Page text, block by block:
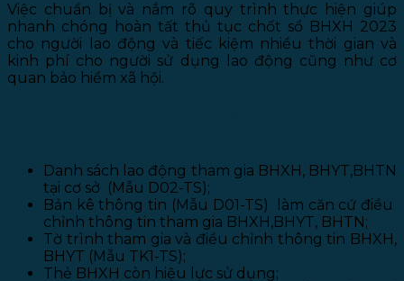
Việc chuẩn bị và nắm rõ quy trình thực hiện giúp
nhanh chóng hoàn tất thủ tục chốt sổ BHXH 2023
cho người lao động và tiếc kiệm nhiều thời gian và
kinh phí cho người sử dụng lao động cũng như cơ
quan bảo hiểm xã hội.
Danh sách lao động tham gia BHXH, BHYT,BHTN
tại cơ sở (Mẫu D02-TS);
Bản kê thông tin (Mẫu D01-TS) làm căn cứ điều
chỉnh thông tin tham gia BHXH,BHYT, BHTN;
Tờ trình tham gia và điều chỉnh thông tin BHXH,
BHYT (Mẫu TK1-TS);
Thẻ BHXH còn hiệu lực sử dụng;